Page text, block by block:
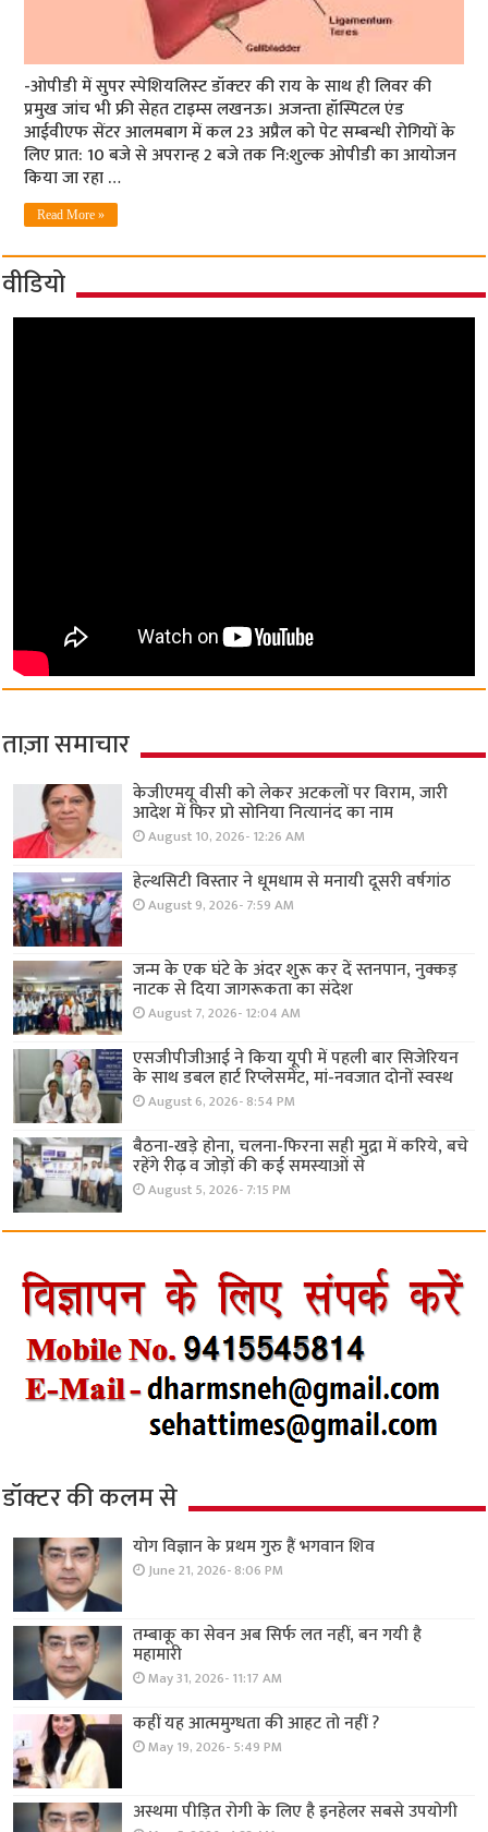
-ओपीडी में सुपर स्‍पेशियलिस्‍ट डॉक्‍टर की राय के साथ ही लिवर की
प्रमुख जांच भी फ्री सेहत टाइम्‍स लखनऊ। अजन्‍ता हॉस्पिटल एंड
आईवीएफ सेंटर आलमबाग में कल 23 अप्रैल को पेट सम्‍बन्‍धी रोगियों के
लिए प्रात: 10 बजे से अपरान्‍ह 2 बजे तक नि:शुल्‍क ओपीडी का आयोजन
किया जा रहा …
Read More »
वीडियो
ताज़ा समाचार
केजीएमयू वीसी को लेकर अटकलों पर विराम, जारी
आदेश में फिर प्रो सोनिया नित्यानंद का नाम
August 10, 2026- 12:26 AM
हेल्थसिटी विस्तार ने धूमधाम से मनायी दूसरी वर्षगांठ
August 9, 2026- 7:59 AM
जन्म के एक घंटे के अंदर शुरू कर दें स्तनपान, नुक्कड़
नाटक से दिया जागरूकता का संदेश
August 7, 2026- 12:04 AM
एसजीपीजीआई ने किया यूपी में पहली बार सिजेरियन
के साथ डबल हार्ट रिप्लेसमेंट, मां-नवजात दोनों स्वस्थ
August 6, 2026- 8:54 PM
बैठना-खड़े होना, चलना-फिरना सही मुद्रा में करिये, बचे
रहेंगे रीढ़ व जोड़ों की कई समस्याओं से
August 5, 2026- 7:15 PM
डॉक्टर की कलम से
योग विज्ञान के प्रथम गुरु हैं भगवान शिव
June 21, 2026- 8:06 PM
तम्बाकू का सेवन अब सिर्फ लत नहीं, बन गयी है
महामारी
May 31, 2026- 11:17 AM
कहीं यह आत्ममुग्धता की आहट तो नहीं ?
May 19, 2026- 5:49 PM
अस्थमा पीड़ित रोगी के लिए है इनहेलर सबसे उपयोगी